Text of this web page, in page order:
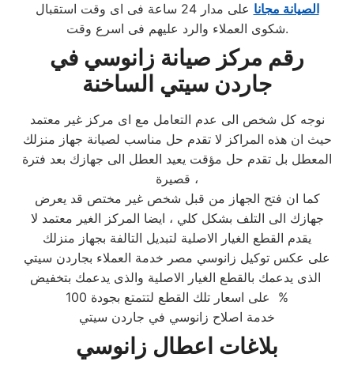
الصيانة مجانا
على مدار 24 ساعة فى اى وقت استقبال
شكوى العملاء والرد عليهم فى اسرع وقت.
رقم مركز صيانة زانوسي في
جاردن سيتي الساخنة
نوجه كل شخص الى عدم التعامل مع اى مركز غير معتمد
حيث ان هذه المراكز لا تقدم حل مناسب لصيانة جهاز منزلك
المعطل بل تقدم حل مؤقت يعيد العطل الى جهازك بعد فترة
قصيرة ،
كما ان فتح الجهاز من قبل شخص غير مختص قد يعرض
جهازك الى التلف بشكل كلي ، ايضا المركز الغير معتمد لا
يقدم القطع الغيار الاصلية لتبديل التالفة بجهاز منزلك
على عكس توكيل زانوسي مصر خدمة العملاء بجاردن سيتي
الذى يدعمك بالقطع الغيار الاصلية والذى يدعمك بتخفيض
على اسعار تلك القطع لتتمتع بجودة 100 %
خدمة اصلاح زانوسي في جاردن سيتي
بلاغات اعطال زانوسي